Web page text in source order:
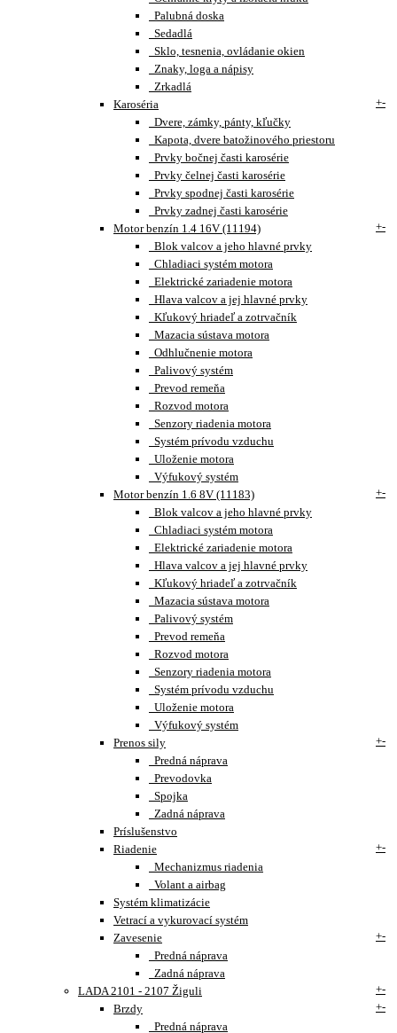
Palubná doska
Sedadlá
Sklo, tesnenia, ovládanie okien
Znaky, loga a nápisy
Zrkadlá
Karoséria
+-
Dvere, zámky, pánty, kľučky
Kapota, dvere batožinového priestoru
Prvky bočnej časti karosérie
Prvky čelnej časti karosérie
Prvky spodnej časti karosérie
Prvky zadnej časti karosérie
Motor benzín 1.4 16V (11194)
+-
Blok valcov a jeho hlavné prvky
Chladiaci systém motora
Elektrické zariadenie motora
Hlava valcov a jej hlavné prvky
Kľukový hriadeľ a zotrvačník
Mazacia sústava motora
Odhlučnenie motora
Palivový systém
Prevod remeňa
Rozvod motora
Senzory riadenia motora
Systém prívodu vzduchu
Uloženie motora
Výfukový systém
Motor benzín 1.6 8V (11183)
+-
Blok valcov a jeho hlavné prvky
Chladiaci systém motora
Elektrické zariadenie motora
Hlava valcov a jej hlavné prvky
Kľukový hriadeľ a zotrvačník
Mazacia sústava motora
Palivový systém
Prevod remeňa
Rozvod motora
Senzory riadenia motora
Systém prívodu vzduchu
Uloženie motora
Výfukový systém
Prenos sily
+-
Predná náprava
Prevodovka
Spojka
Zadná náprava
Príslušenstvo
Riadenie
+-
Mechanizmus riadenia
Volant a airbag
Systém klimatizácie
Vetrací a vykurovací systém
Zavesenie
+-
Predná náprava
Zadná náprava
LADA 2101 - 2107 Žiguli
+-
Brzdy
+-
Predná náprava